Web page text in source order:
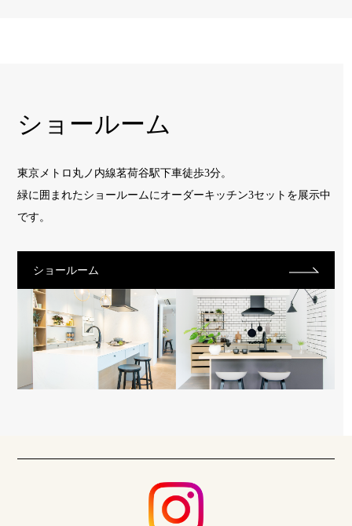
ショールーム
東京メトロ丸ノ内線茗荷谷駅下車徒歩3分。
緑に囲まれたショールームにオーダーキッチン3セットを展示中
です。
ショールーム